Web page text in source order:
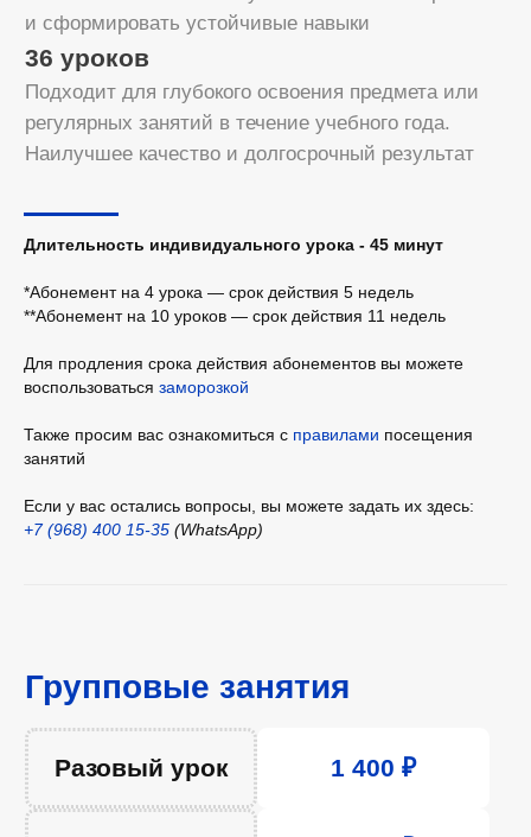
Длительность индивидуального урока - 45 минут
*Абонемент на 4 урока — срок действия 5 недель
**Абонемент на 10 уроков — срок действия 11 недель
Для продления срока действия абонементов вы можете
воспользоваться заморозкой
Также просим вас ознакомиться с правилами посещения
занятий
Если у вас остались вопросы, вы можете задать их здесь:
+7 (968) 400 15-35 (WhatsApp)
Разовая оплата позволяет Вам не привязываться
к определенному графику и посещать занятия
4 урока
Для посещения занятий 1 раз в неделю. График
12 уроков
регулярный, перед оплатой согласуйте запись
с администратором
24 урока
Курс рассчитан на 3 - 6 месяцев. График
регулярный, перед оплатой согласуйте запись
Разовый урок 1 400 ₽
4 урока 5 000 ₽
24 урока 28 500 ₽
36 уроков 42 750 ₽
48 уроков 57 000 ₽
выгодно 🔥